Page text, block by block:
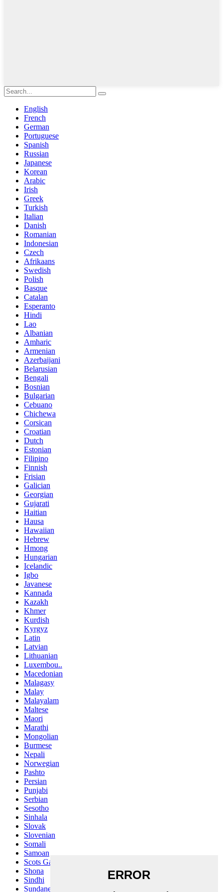
English
French
German
Portuguese
Spanish
Russian
Japanese
Korean
Arabic
Irish
Greek
Turkish
Italian
Danish
Romanian
Indonesian
Czech
Afrikaans
Swedish
Polish
Basque
Catalan
Esperanto
Hindi
Lao
Albanian
Amharic
Armenian
Azerbaijani
Belarusian
Bengali
Bosnian
Bulgarian
Cebuano
Chichewa
Corsican
Croatian
Dutch
Estonian
Filipino
Finnish
Frisian
Galician
Georgian
Gujarati
Haitian
Hausa
Hawaiian
Hebrew
Hmong
Hungarian
Icelandic
Igbo
Javanese
Kannada
Kazakh
Khmer
Kurdish
Kyrgyz
Latin
Latvian
Lithuanian
Luxembou..
Macedonian
Malagasy
Malay
Malayalam
Maltese
Maori
Marathi
Mongolian
Burmese
Nepali
Norwegian
Pashto
Persian
Punjabi
Serbian
Sesotho
Sinhala
Slovak
Slovenian
Somali
Samoan
Scots Gaelic
Shona
Sindhi
Sundanese